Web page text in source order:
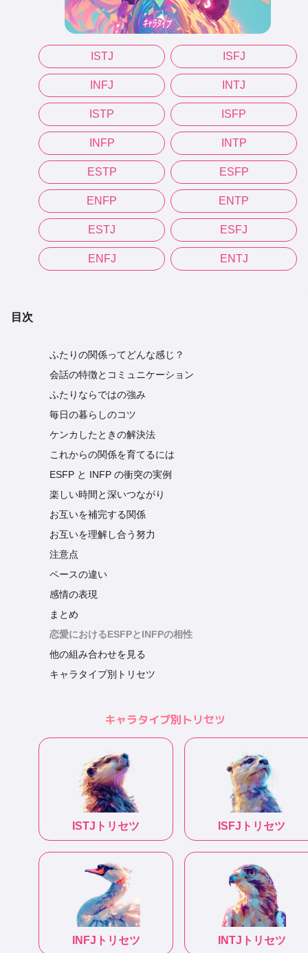
ISTJ ISFJ
INFJ INTJ
ISTP ISFP
INFP INTP
ESTP ESFP
ENFP ENTP
ESTJ ESFJ
ENFJ ENTJ
目次
ふたりの関係ってどんな感じ？
会話の特徴とコミュニケーション
ふたりならではの強み
毎日の暮らしのコツ
ケンカしたときの解決法
これからの関係を育てるには
ESFP と INFP の衝突の実例
楽しい時間と深いつながり
お互いを補完する関係
お互いを理解し合う努力
注意点
ペースの違い
感情の表現
まとめ
恋愛におけるESFPとINFPの相性
他の組み合わせを見る
キャラタイプ別トリセツ
キャラタイプ別トリセツ
ISTJ トリセツ ISFJ トリセツ
INFJ トリセツ INTJ トリセツ